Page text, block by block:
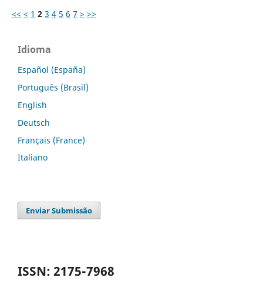
<< < 1 2 3 4 5 6 7 > >>
Idioma
Español (España)
Português (Brasil)
English
Deutsch
Français (France)
Italiano
Enviar Submissão
ISSN: 2175-7968